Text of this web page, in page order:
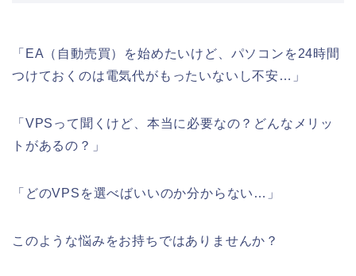
「EA（自動売買）を始めたいけど、パソコンを24時間
つけておくのは電気代がもったいないし不安…」
「VPSって聞くけど、本当に必要なの？どんなメリッ
トがあるの？」
「どのVPSを選べばいいのか分からない…」
このような悩みをお持ちではありませんか？